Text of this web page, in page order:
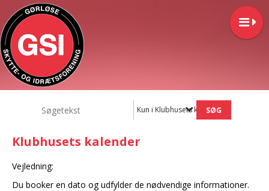
Kun i Klubhusets kalender
Klubhusets kalender
Vejledning:
Du booker en dato og udfylder de nødvendige informationer.